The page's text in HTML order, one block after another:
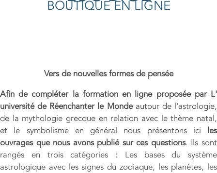
BOUTIQUE EN LIGNE
Vers de nouvelles formes de pensée
Afin de compléter la formation en ligne proposée par L'
université de Réenchanter le Mondeautour de l'astrologie,
de la mythologie grecque en relation avec le thème natal,
et le symbolisme en général nous présentons ici les
ouvrages que nous avons publié sur ces questions. Ils sont
rangés en trois catégories : Les bases du système
astrologique avec les signes du zodiaque, les planètes, les